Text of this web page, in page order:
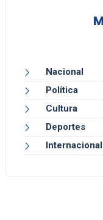
Nacional
Política
Cultura
Deportes
Internacional